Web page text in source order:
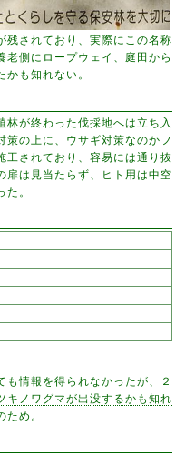
残されており、実際にこの名称
側にロープウェイ、庭田から
も知れない。
が終わった伐採地へは立ち入
策の上に、ウサギ対策なのかフ
工されており、容易には通り抜
扉は見当たらず、ヒト用は中空
。
情報を得られなかったが、２
キノワグマが出没するかも知れ
め。